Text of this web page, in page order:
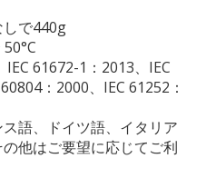
で440g
IEC 61672-1：2013、IEC
：2000、IEC 61252：
語、ドイツ語、イタリア
他はご要望に応じてご利